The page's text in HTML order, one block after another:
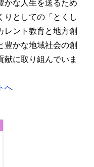
かな人生を送るため
りとしての「とくし
レント教育と地方創
豊かな地域社会の創
献に取り組んでいま
へ